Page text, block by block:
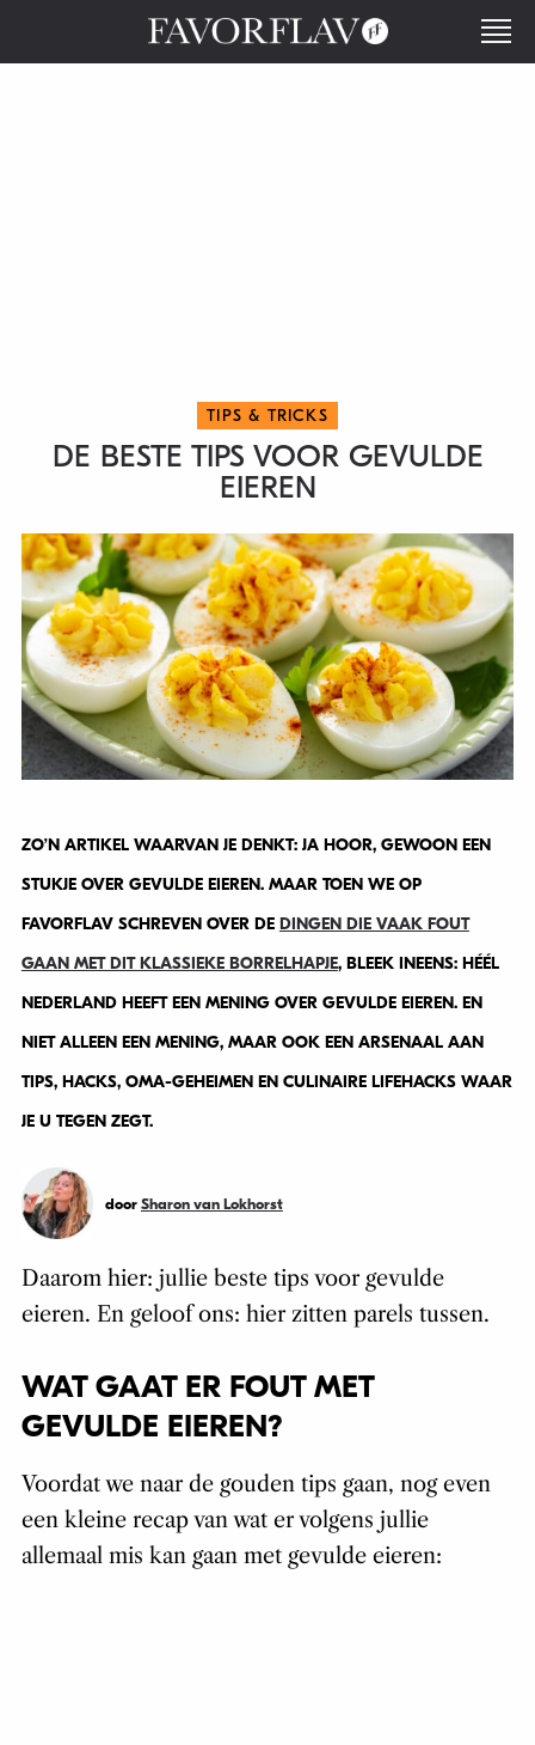
TIPS & TRICKS
DE BESTE TIPS VOOR GEVULDE
EIEREN
ZO’N ARTIKEL WAARVAN JE DENKT: JA HOOR, GEWOON EEN
STUKJE OVER GEVULDE EIEREN. MAAR TOEN WE OP
FAVORFLAV SCHREVEN OVER DE DINGEN DIE VAAK FOUT
GAAN MET DIT KLASSIEKE BORRELHAPJE, BLEEK INEENS: HÉÉL
NEDERLAND HEEFT EEN MENING OVER GEVULDE EIEREN. EN
NIET ALLEEN EEN MENING, MAAR OOK EEN ARSENAAL AAN
TIPS, HACKS, OMA-GEHEIMEN EN CULINAIRE LIFEHACKS WAAR
JE U TEGEN ZEGT.
door Sharon van Lokhorst
Daarom hier: jullie beste tips voor gevulde
eieren. En geloof ons: hier zitten parels tussen.
WAT GAAT ER FOUT MET
GEVULDE EIEREN?
Voordat we naar de gouden tips gaan, nog even
een kleine recap van wat er volgens jullie
allemaal mis kan gaan met gevulde eieren: